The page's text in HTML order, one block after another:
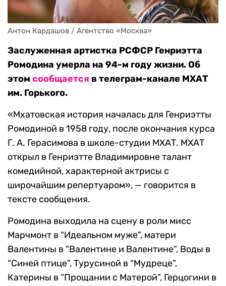
Антон Кардашов / Агентство «Москва»
Заслуженная артистка РСФСР Генриэтта
Ромодина умерла на 94-м году жизни. Об
этом сообщается в телеграм-канале МХАТ
им. Горького.
«Мхатовская история началась для Генриэтты
Ромодиной в 1958 году, после окончания курса
Г. А. Герасимова в школе-студии МХАТ. МХАТ
открыл в Генриэтте Владимировне талант
комедийной, характерной актрисы с
широчайшим репертуаром», — говорится в
тексте сообщения.
Ромодина выходила на сцену в роли мисс
Марчмонт в “Идеальном муже”, матери
Валентины в “Валентине и Валентине”, Воды в
“Синей птице”, Турусиной в “Мудреце”,
Катерины в “Прощании с Матерой”, Герцогини в